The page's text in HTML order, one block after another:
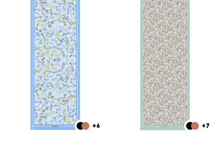
+6 +7